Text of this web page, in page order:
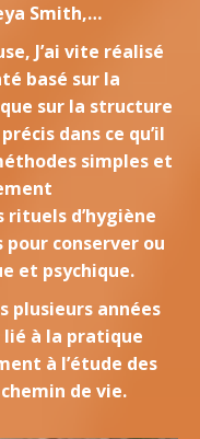
Smith,…
J’ai vite réalisé
basé sur la
sur la structure
dans ce qu’il
simples et
d’hygiène
conserver ou
et psychique.
plusieurs années
à la pratique
à l’étude des
de vie.